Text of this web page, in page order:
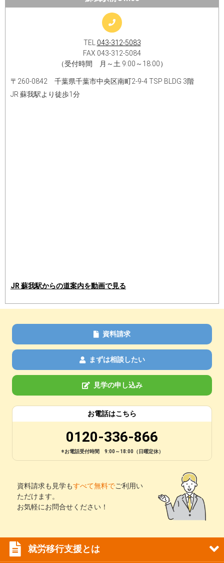
TEL 043-312-5083
FAX 043-312-5084
（受付時間 月～土 9:00～18:00）
〒260-0842 千葉県千葉市中央区南町2-9-4 TSP BLDG 3階
JR 蘇我駅より徒歩1分
JR 蘇我駅からの道案内を動画で見る
資料請求
まずは相談したい
見学の申し込み
お電話はこちら
0120-336-866
※お電話受付時間 9:00～18:00（日曜定休）
資料請求も見学もすべて無料でご利用い
ただけます。
お気軽にお問合せください！
就労移行支援とは